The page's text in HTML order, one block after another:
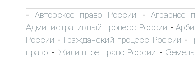
-Авторское право России -Аграрное
Административный процесс России -
России - Гражданский процесс России -
право - Жилищное право России -